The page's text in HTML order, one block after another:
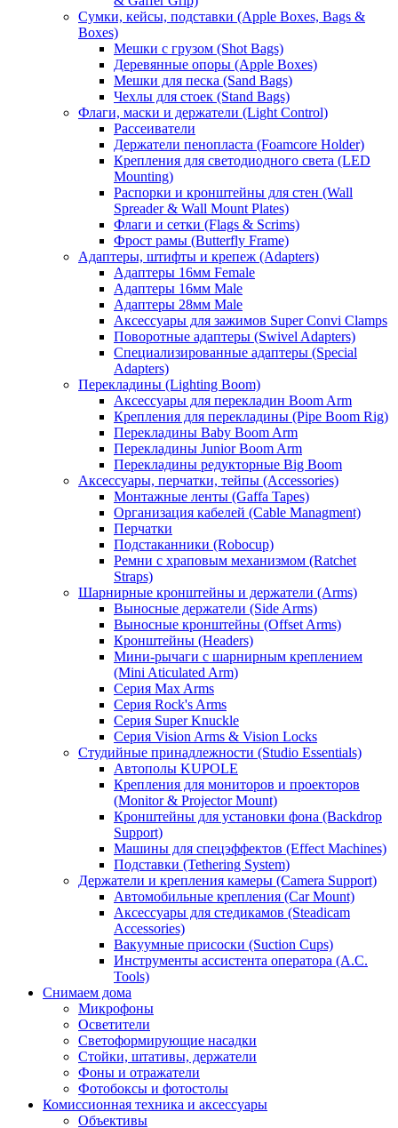
Сумки, кейсы, подставки (Apple Boxes, Bags &
Boxes)
Мешки с грузом (Shot Bags)
Деревянные опоры (Apple Boxes)
Мешки для песка (Sand Bags)
Чехлы для стоек (Stand Bags)
Флаги, маски и держатели (Light Control)
Рассеиватели
Держатели пенопласта (Foamcore Holder)
Крепления для светодиодного света (LED
Mounting)
Распорки и кронштейны для стен (Wall
Spreader & Wall Mount Plates)
Флаги и сетки (Flags & Scrims)
Фрост рамы (Butterfly Frame)
Адаптеры, штифты и крепеж (Adapters)
Адаптеры 16мм Female
Адаптеры 16мм Male
Адаптеры 28мм Male
Аксессуары для зажимов Super Convi Clamps
Поворотные адаптеры (Swivel Adapters)
Специализированные адаптеры (Special
Adapters)
Перекладины (Lighting Boom)
Аксессуары для перекладин Boom Arm
Крепления для перекладины (Pipe Boom Rig)
Перекладины Baby Boom Arm
Перекладины Junior Boom Arm
Перекладины редукторные Big Boom
Аксессуары, перчатки, тейпы (Accessories)
Монтажные ленты (Gaffa Tapes)
Организация кабелей (Cable Managment)
Перчатки
Подстаканники (Robocup)
Ремни с храповым механизмом (Ratchet
Straps)
Шарнирные кронштейны и держатели (Arms)
Выносные держатели (Side Arms)
Выносные кронштейны (Offset Arms)
Кронштейны (Headers)
Мини-рычаги с шарнирным креплением
(Mini Aticulated Arm)
Серия Max Arms
Серия Rock's Arms
Серия Super Knuckle
Серия Vision Arms & Vision Locks
Студийные принадлежности (Studio Essentials)
Автополы KUPOLE
Крепления для мониторов и проекторов
(Monitor & Projector Mount)
Кронштейны для установки фона (Backdrop
Support)
Машины для спецэффектов (Effect Machines)
Подставки (Tethering System)
Держатели и крепления камеры (Camera Support)
Автомобильные крепления (Car Mount)
Аксессуары для стедикамов (Steadicam
Accessories)
Вакуумные присоски (Suction Cups)
Инструменты ассистента оператора (A.C.
Tools)
Снимаем дома
Микрофоны
Осветители
Светоформирующие насадки
Стойки, штативы, держатели
Фоны и отражатели
Фотобоксы и фотостолы
Комиссионная техника и аксессуары
Объективы